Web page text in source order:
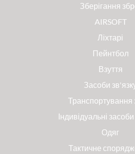
Зберігання
AIRSOFT
Ліхтарі
Пейнтбол
Взуття
Засоби
Транспортування
Індивідуальні
Одяг
Тактичне